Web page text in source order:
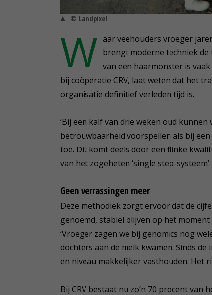
© Landpixel
W aar veehouders vroeger
brengt moderne techniek de
van een haarmonster is
bij coöperatie CRV, laat weten dat het
organisatie definitief verleden tijd is.
‘Bij een kalf van drie weken oud
betrouwbaarheid voorspellen als bij
toe. Dit komt deels door een flinke
van het zogeheten ‘single step-systeem’.
Geen verrassingen meer
Deze methodiek zorgt ervoor dat de
genoemd, stabiel blijven op het
‘Vroeger zagen we bij genomics nog
dochters aan de melk kwamen. Sinds
en niveau makkelijker vasthouden. Het
Bij CRV bestaat nu zo’n 70 procent